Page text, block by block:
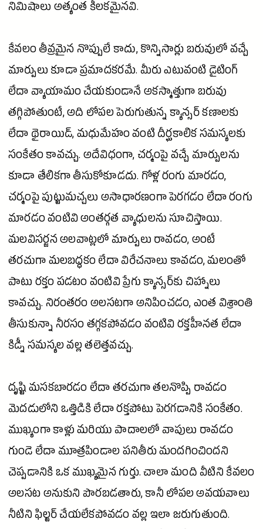
నిమిషాలు అత్యంత కీలకమైనవి.
కేవలం తీవ్రమైన నొప్పులే కాదు, కొన్నిసార్లు బరువులో వచ్చే
మార్పులు కూడా ప్రమాదకరమే. మీరు ఎటువంటి డైటింగ్
లేదా వ్యాయామం చేయకుండానే అకస్మాత్తుగా బరువు
తగ్గిపోతుంటే, అది లోపల పెరుగుతున్నక్యాన్సర్కణాలకు
లేదా థైరాయిడ్, మధుమేహం వంటి దీర్ఘకాలిక సమస్యలకు
సంకేతం కావచ్చు. అదేవిధంగా, చర్మంపై వచ్చే మార్పులను
కూడా తేలికగా తీసుకోకూడదు. గోళ్ల రంగు మారడం,
చర్మంపై పుట్టుమచ్చలు అసాధారణంగా పెరగడం లేదా రంగు
మారడం వంటివి అంతర్గత వ్యాధులను సూచిస్తాయి.
మలవిసర్జన అలవాట్లలో మార్పులు రావడం, అంటే
తరచుగా మలబద్ధకం లేదా విరేచనాలు కావడం, మలంతో
పాటు రక్తం పడటం వంటివి ప్రేగు క్యాన్సర్‌కు చిహ్నాలు
కావచ్చు. నిరంతరం అలసటగా అనిపించడం, ఎంత విశ్రాంతి
తీసుకున్నా నీరసం తగ్గకపోవడం వంటివి రక్తహీనత లేదా
కిడ్నీ సమస్యల వల్ల తలెత్తవచ్చు.
దృష్టి మసకబారడం లేదా తరచుగా తలనొప్పి రావడం
మెదడులోని ఒత్తిడికి లేదా రక్తపోటు పెరగడానికి సంకేతం.
ముఖ్యంగా కాళ్లు మరియు పాదాలలో వాపులు రావడం
గుండె లేదా మూత్రపిండాల పనితీరు మందగించిందని
చెప్పడానికి ఒక ముఖ్యమైన గుర్తు. చాలా మంది వీటిని కేవలం
అలసట అనుకుని పొరబడతారు, కానీ లోపల అవయవాలు
నీటిని ఫిల్టర్ చేయలేకపోవడం వల్ల ఇలా జరుగుతుంది.